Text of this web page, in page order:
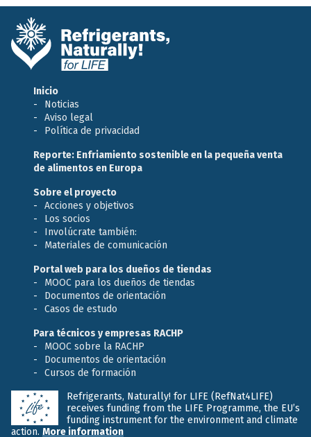
Inicio
Noticias
Aviso legal
Política de privacidad
Reporte: Enfriamiento sostenible en la pequeña venta
de alimentos en Europa
Sobre el proyecto
Acciones y objetivos
Los socios
Involúcrate también:
Materiales de comunicación
Portal web para los dueños de tiendas
MOOC para los dueños de tiendas
Documentos de orientación
Casos de estudo
Para técnicos y empresas RACHP
MOOC sobre la RACHP
Documentos de orientación
Cursos de formación
Refrigerants, Naturally! for LIFE (RefNat4LIFE)
receives funding from the LIFE Programme, the EU’s
funding instrument for the environment and climate
action. More information